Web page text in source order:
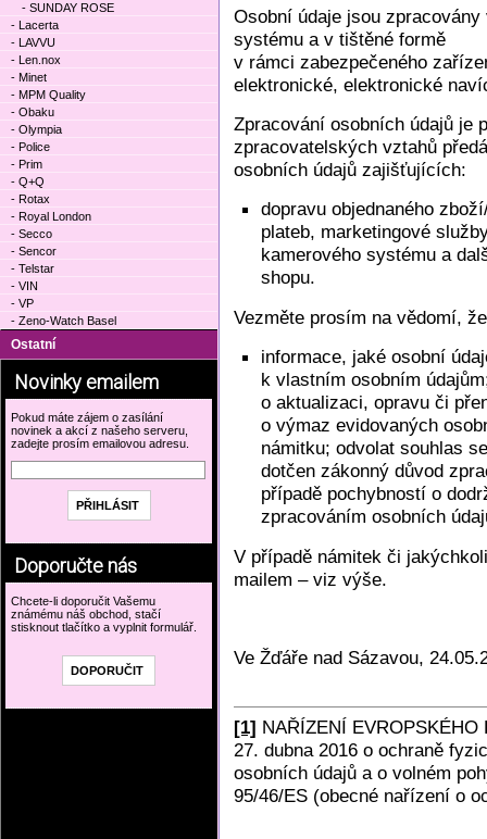
Osobní údaje jsou
systému a v tištěné formě
v rámci zabezpečeného
elektronické, elektronické
Zpracování osobních údajů je
zpracovatelských vztahů
osobních údajů zajišťujících:
dopravu objednaného
plateb, marketingové
kamerového systému a
shopu.
Vezměte prosím na vědomí,
informace, jaké osobní
k vlastním osobním
o aktualizaci, opravu či
o výmaz evidovaných
námitku; odvolat souhlas
dotčen zákonný důvod
případě pochybností o
zpracováním osobních
V případě námitek či
mailem – viz výše.
Ve Žďáře nad Sázavou,
[1] NAŘÍZENÍ EVROPSKÉHO
27. dubna 2016 o ochraně
osobních údajů a o volném
95/46/ES (obecné nařízení o
- SUNDAY ROSE
- Lacerta
- LAVVU
- Len.nox
- Minet
- MPM Quality
- Obaku
- Olympia
- Police
- Prim
- Q+Q
- Rotax
- Royal London
- Secco
- Sencor
- Telstar
- VIN
- VP
- Zeno-Watch Basel
Ostatní
Novinky emailem
Pokud máte zájem o zasílání
novinek a akcí z našeho serveru,
zadejte prosím emailovou adresu.
Doporučte nás
Chcete-li doporučit Vašemu
známému náš obchod, stačí
stisknout tlačítko a vyplnit formulář.